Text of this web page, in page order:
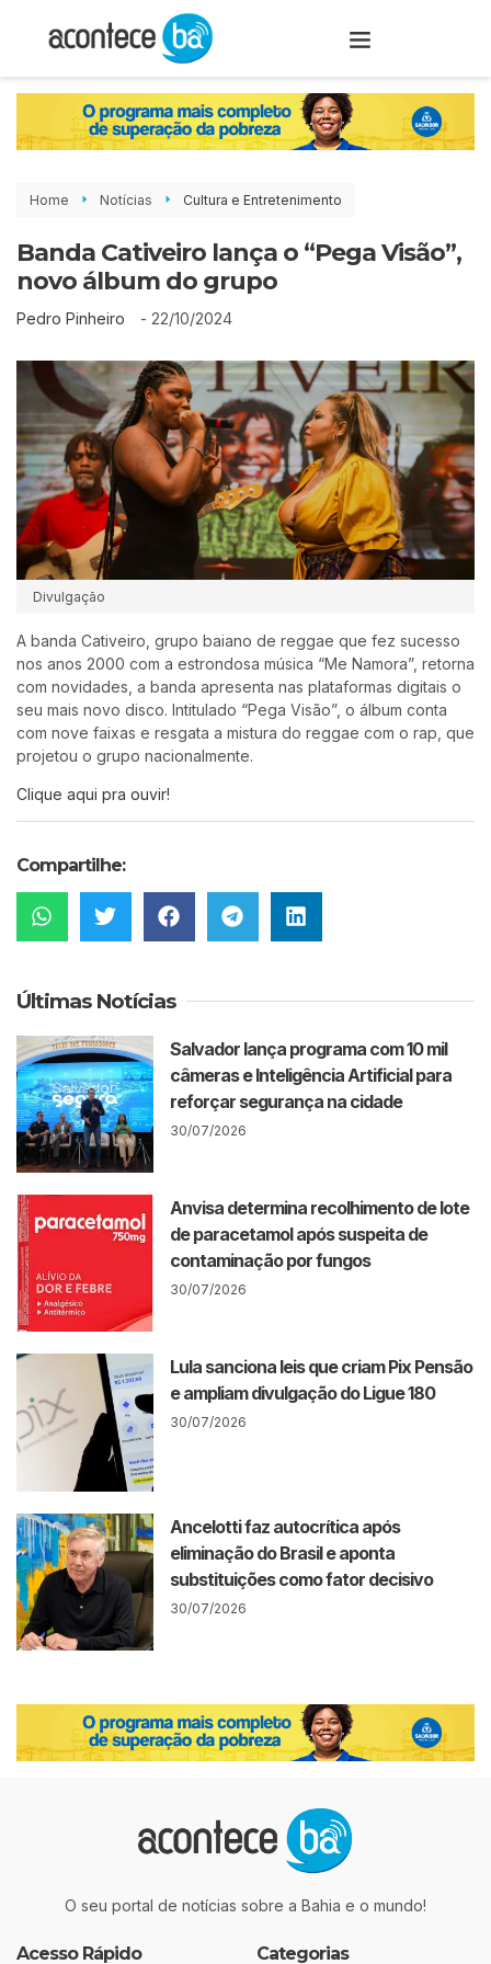
Home Notícias Cultura e Entretenimento
Banda Cativeiro lança o “Pega Visão”,
novo álbum do grupo
Pedro Pinheiro - 22/10/2024
Divulgação
A banda Cativeiro, grupo baiano de reggae que fez sucesso
nos anos 2000 com a estrondosa música “Me Namora”, retorna
com novidades, a banda apresenta nas plataformas digitais o
seu mais novo disco. Intitulado “Pega Visão”, o álbum conta
com nove faixas e resgata a mistura do reggae com o rap, que
projetou o grupo nacionalmente.
Clique aqui pra ouvir!
Compartilhe:
Últimas Notícias
Salvador lança programa com 10 mil
câmeras e Inteligência Artificial para
reforçar segurança na cidade
30/07/2026
Anvisa determina recolhimento de lote
de paracetamol após suspeita de
contaminação por fungos
30/07/2026
Lula sanciona leis que criam Pix Pensão
e ampliam divulgação do Ligue 180
30/07/2026
Ancelotti faz autocrítica após
eliminação do Brasil e aponta
substituições como fator decisivo
30/07/2026
O seu portal de notícias sobre a Bahia e o mundo!
Acesso Rápido Categorias